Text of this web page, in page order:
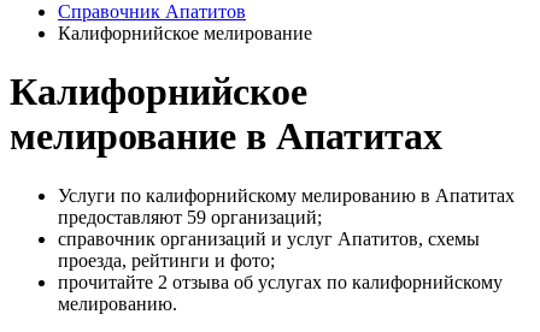
Справочник Апатитов
Калифорнийское мелирование
Калифорнийское
мелирование в Апатитах
Услуги по калифорнийскому мелированию в Апатитах
предоставляют 59 организаций;
справочник организаций и услуг Апатитов, схемы
проезда, рейтинги и фото;
прочитайте 2 отзыва об услугах по калифорнийскому
мелированию.